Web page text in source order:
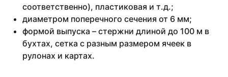
соответственно), пластиковая и т.д.;
диаметром поперечного сечения от 6 мм;
формой выпуска – стержни длиной до 100 м в
бухтах, сетка с разным размером ячеек в
рулонах и картах.